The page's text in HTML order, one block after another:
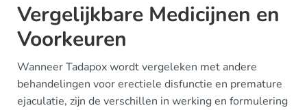
Vergelijkbare Medicijnen en
Voorkeuren
Wanneer Tadapox wordt vergeleken met andere
behandelingen voor erectiele disfunctie en premature
ejaculatie, zijn de verschillen in werking en formulering